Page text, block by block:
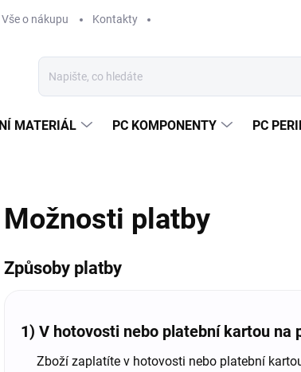
Vše o nákupu Kontakty
MATERIÁL PC KOMPONENTY PC
Možnosti platby
Způsoby platby
1) V hotovosti nebo platební kartou na
Zboží zaplatíte v hotovosti nebo platební